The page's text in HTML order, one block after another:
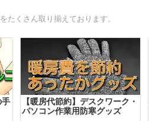
たくさん取り揃えております。
手
【暖房代節約】デスクワーク・
パソコン作業用防寒グッズ